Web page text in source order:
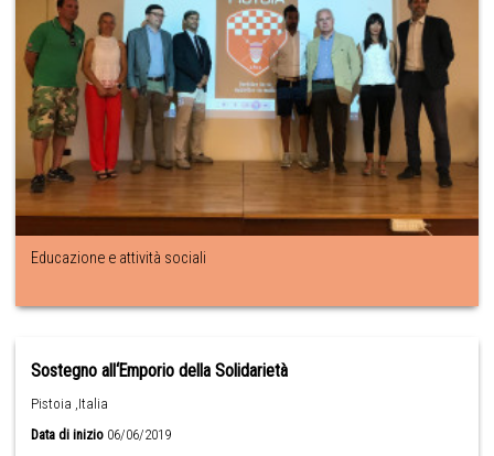
Educazione e attività sociali
Sostegno all‘Emporio della Solidarietà
Pistoia ,Italia
Data di inizio 06/06/2019